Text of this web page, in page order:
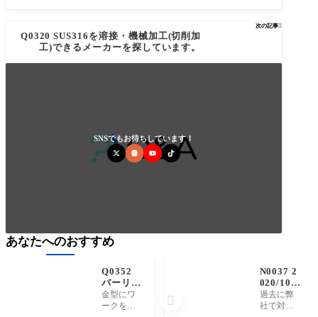
次の記事
Q0320 SUS316を溶接・機械加工(切削加
工)できるメーカーを探しています。
SNSでもお待ちしています！
あなたへのおすすめ
Q0352
バーリン
グ加工と
は何を意
金型にワ
ークをセ
N0037 2
020/10/0
7 対応事
例の公開
過去に弊
社で対応
